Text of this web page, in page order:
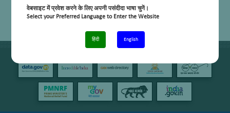
वेबसाइट में प्रवेश करने के लिए अपनी पसंदीदा भाषा चुनें।
Select your Preferred Language to Enter the Website
हिंदी English